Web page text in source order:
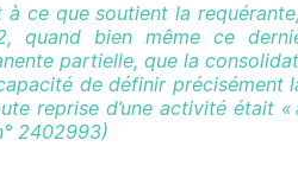
à ce que soutient la
quand bien même ce
partielle, que la
de définir
reprise d’une activité était «
2402993)